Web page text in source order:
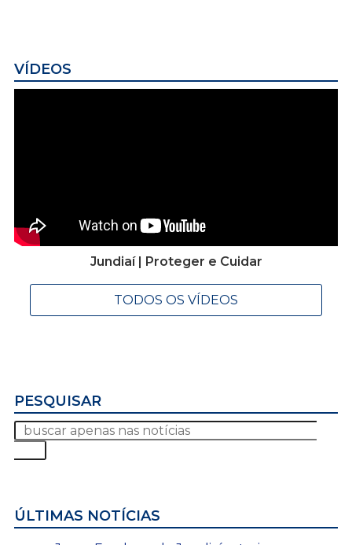
VÍDEOS
Jundiaí | Proteger e Cuidar
TODOS OS VÍDEOS
PESQUISAR
ÚLTIMAS NOTÍCIAS